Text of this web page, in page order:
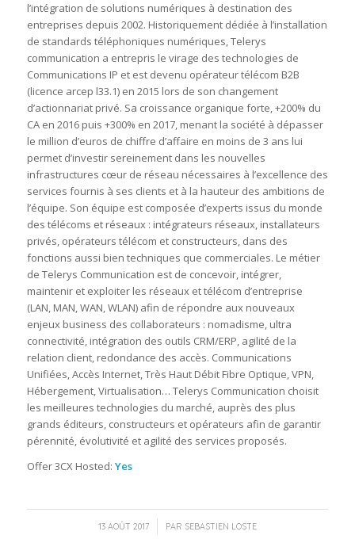
l’intégration de solutions numériques à destination des
entreprises depuis 2002. Historiquement dédiée à l’installation
de standards téléphoniques numériques, Telerys
communication a entrepris le virage des technologies de
Communications IP et est devenu opérateur télécom B2B
(licence arcep l33.1) en 2015 lors de son changement
d’actionnariat privé. Sa croissance organique forte, +200% du
CA en 2016 puis +300% en 2017, menant la société à dépasser
le million d’euros de chiffre d’affaire en moins de 3 ans lui
permet d’investir sereinement dans les nouvelles
infrastructures cœur de réseau nécessaires à l’excellence des
services fournis à ses clients et à la hauteur des ambitions de
l’équipe. Son équipe est composée d’experts issus du monde
des télécoms et réseaux : intégrateurs réseaux, installateurs
privés, opérateurs télécom et constructeurs, dans des
fonctions aussi bien techniques que commerciales. Le métier
de Telerys Communication est de concevoir, intégrer,
maintenir et exploiter les réseaux et télécom d’entreprise
(LAN, MAN, WAN, WLAN) afin de répondre aux nouveaux
enjeux business des collaborateurs : nomadisme, ultra
connectivité, intégration des outils CRM/ERP, agilité de la
relation client, redondance des accès. Communications
Unifiées, Accès Internet, Très Haut Débit Fibre Optique, VPN,
Hébergement, Virtualisation… Telerys Communication choisit
les meilleures technologies du marché, auprès des plus
grands éditeurs, constructeurs et opérateurs afin de garantir
pérennité, évolutivité et agilité des services proposés.
Offer 3CX Hosted: Yes
13 AOÛT 2017
/ PAR SEBASTIEN LOSTE